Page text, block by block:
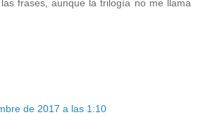
frases, aunque la trilogía no me llama
de 2017 a las 1:10